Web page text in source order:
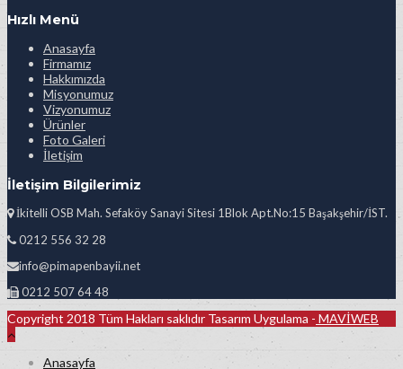
Hızlı Menü
Anasayfa
Firmamız
Hakkımızda
Misyonumuz
Vizyonumuz
Ürünler
Foto Galeri
İletişim
İletişim Bilgilerimiz
İkitelli OSB Mah. Sefaköy Sanayi Sitesi 1Blok Apt.No:15 Başakşehir/İST.
0212 556 32 28
info@pimapenbayii.net
0212 507 64 48
Copyright 2018 Tüm Hakları saklıdır Tasarım Uygulama - MAVİWEB
Anasayfa